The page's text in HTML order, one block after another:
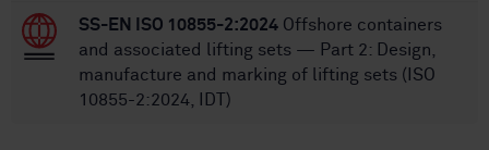
SS-EN ISO 10855-2:2024 Offshore containers
and associated lifting sets — Part 2: Design,
manufacture and marking of lifting sets (ISO
10855-2:2024, IDT)